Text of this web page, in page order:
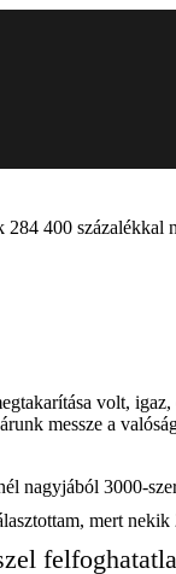
400 százalékkal
volt,
messze a
nagyjából 3000-
mert